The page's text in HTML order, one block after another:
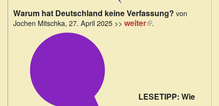
Warum hat Deutschland keine Verfassung? von
Jochen Mitschka, 27. April 2025 >> weiter(Link
.
LESETIPP: Wie